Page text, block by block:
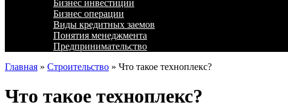
Бизнес инвестиции
Бизнес операции
Виды кредитных заемов
Понятия менеджмента
Предпринимательство
Главная » Строительство » Что такое техноплекс?
Что такое техноплекс?